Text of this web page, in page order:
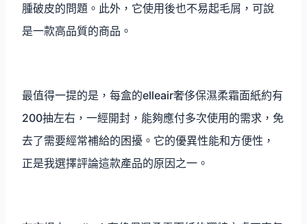
腫破皮的問題。此外，它使用後也不易起毛屑，可說
是一款高品質的商品。
最值得一提的是，每盒的elleair奢侈保濕柔霜面紙約有
200抽左右，一經開封，能夠應付多次使用的需求，免
去了需要經常補給的困擾。它的優異性能和方便性，
正是我選擇評論這款產品的原因之一。